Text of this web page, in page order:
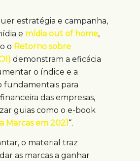
estratégia e campanha,
e mídia out of home,
o Retorno sobre
demonstram a eficácia
o índice e a
fundamentais para
das empresas,
guias como o e-book
Marcas em 2021 “.
o material traz
as marcas a ganhar